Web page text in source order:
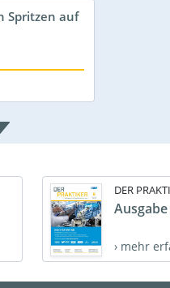
Spritzen auf
DER
› mehr